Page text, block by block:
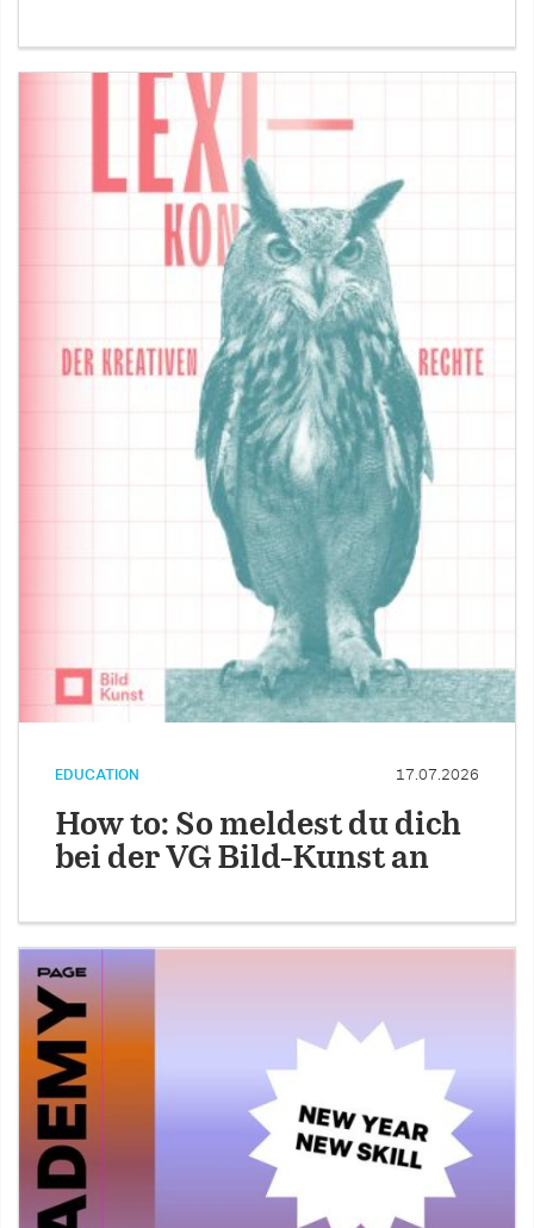
EDUCATION 17.07.2026
How to: So meldest du dich
bei der VG Bild-Kunst an